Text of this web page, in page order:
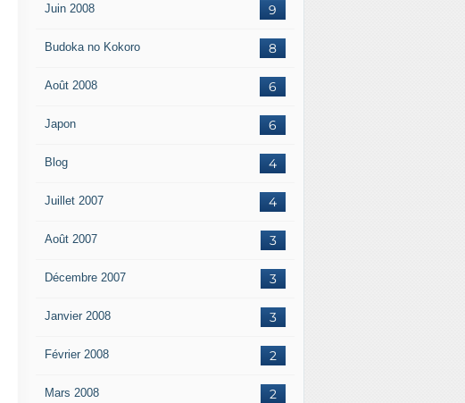
9
Juin 2008
8
Budoka no Kokoro
6
Août 2008
6
Japon
4
Blog
4
Juillet 2007
3
Août 2007
3
Décembre 2007
3
Janvier 2008
2
Février 2008
2
Mars 2008